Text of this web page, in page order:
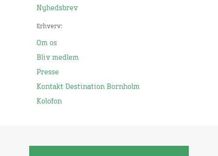
Nyhedsbrev
Erhverv:
Om os
Bliv medlem
Presse
Kontakt Destination Bornholm
Kolofon